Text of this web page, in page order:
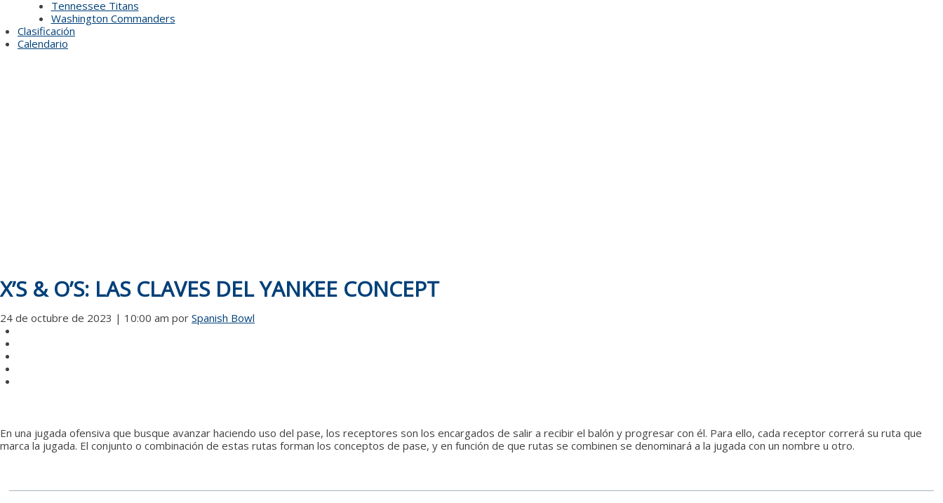
Tennessee Titans
Washington Commanders
Clasificación
Calendario
X’S & O’S: LAS CLAVES DEL YANKEE CONCEPT
24 de octubre de 2023 | 10:00 am por Spanish Bowl
En una jugada ofensiva que busque avanzar haciendo uso del pase, los receptores son los encargados de salir a recibir el balón y progresar con él. Para ello, cada receptor correrá su ruta que
marca la jugada. El conjunto o combinación de estas rutas forman los conceptos de pase, y en función de que rutas se combinen se denominará a la jugada con un nombre u otro.